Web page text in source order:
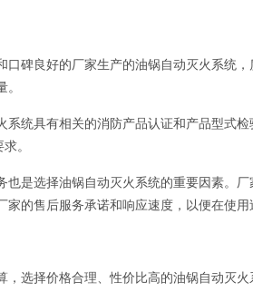
口碑良好的厂家生产的油锅自动灭火系统
系统具有相关的消防产品认证和产品型式
。
也是选择油锅自动灭火系统的重要因素。
家的售后服务承诺和响应速度，以便在使
，选择价格合理、性价比高的油锅自动灭